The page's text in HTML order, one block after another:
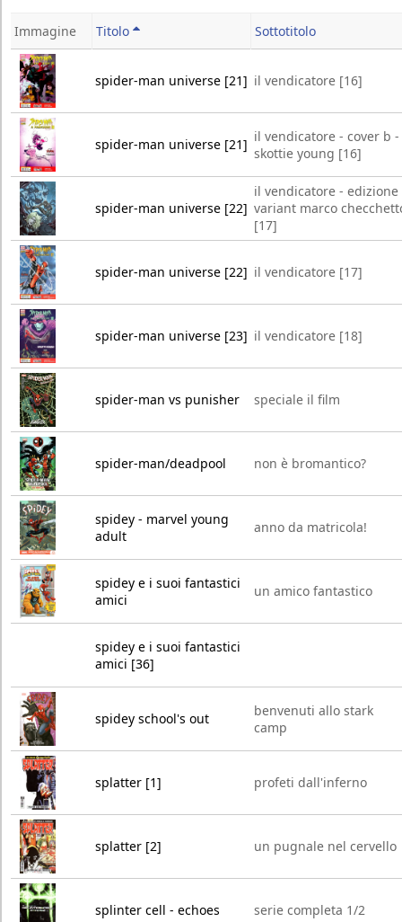
Immagine Titolo Sottotitolo
spider-man universe [21] il vendicatore [16]
spider-man universe [21] il vendicatore - cover b -
skottie young [16]
spider-man universe [22]
il vendicatore - edizione
variant marco
[17]
spider-man universe [22] il vendicatore [17]
spider-man universe [23] il vendicatore [18]
spider-man vs punisher speciale il film
spider-man/deadpool non è bromantico?
spidey - marvel young
adult
anno da matricola!
spidey e i suoi fantastici
amici
un amico fantastico
spidey e i suoi fantastici
amici [36]
spidey school's out
benvenuti allo stark
camp
splatter [1] profeti dall'inferno
splatter [2] un pugnale nel cervello
splinter cell - echoes serie completa 1/2